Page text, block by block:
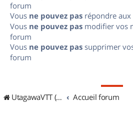
forum
Vous ne pouvez pas répondre
Vous ne pouvez pas modifier vos
forum
Vous ne pouvez pas supprimer
forum
UtagawaVTT (Randos VTT et VTTAE avec traces GPS) Accueil forum